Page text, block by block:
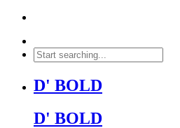
D' BOLD
D' BOLD